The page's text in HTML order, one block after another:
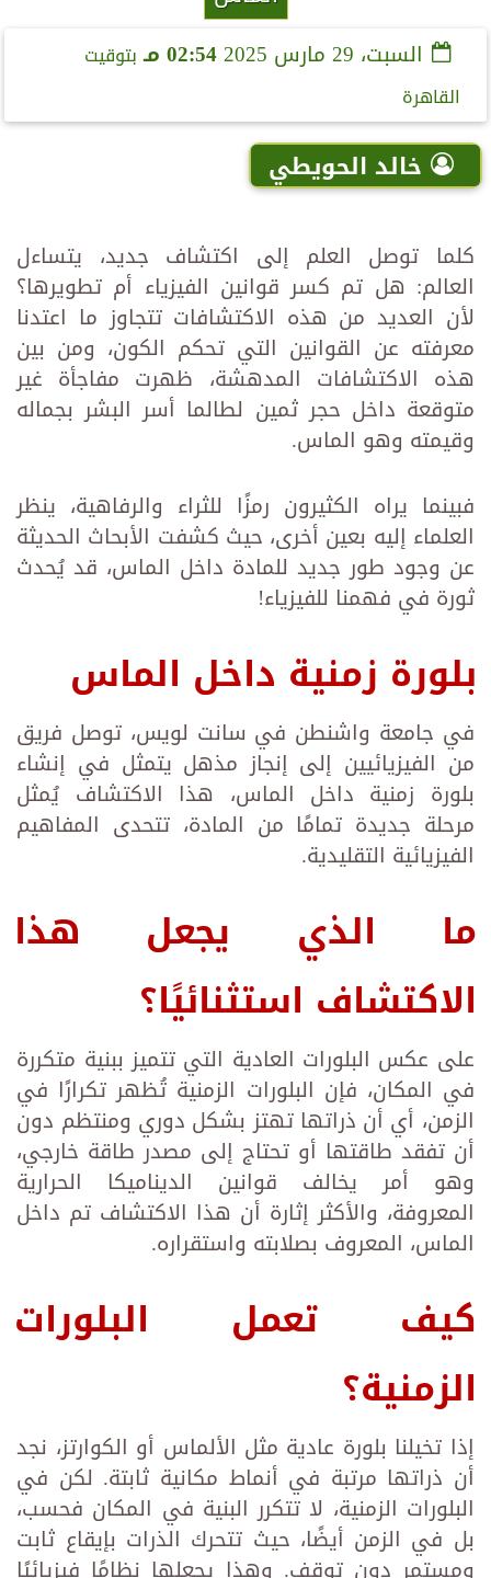
السبت، 29 مارس 2025 02:54 مـ
بتوقيت
القاهرة
خالد الحويطي
كلما توصل العلم إلى اكتشاف جديد، يتساءل
العالم: هل تم كسر قوانين الفيزياء أم تطويرها؟
لأن العديد من هذه الاكتشافات تتجاوز ما اعتدنا
معرفته عن القوانين التي تحكم الكون، ومن بين
هذه الاكتشافات المدهشة، ظهرت مفاجأة غير
متوقعة داخل حجر ثمين لطالما أسر البشر بجماله
وقيمته وهو الماس.
فبينما يراه الكثيرون رمزًا للثراء والرفاهية، ينظر
العلماء إليه بعين أخرى، حيث كشفت الأبحاث الحديثة
عن وجود طور جديد للمادة داخل الماس، قد يُحدث
ثورة في فهمنا للفيزياء!
بلورة زمنية داخل الماس
في جامعة واشنطن في سانت لويس، توصل فريق
من الفيزيائيين إلى إنجاز مذهل يتمثل في إنشاء
بلورة زمنية داخل الماس، هذا الاكتشاف يُمثل
مرحلة جديدة تمامًا من المادة، تتحدى المفاهيم
الفيزيائية التقليدية.
ما الذي يجعل هذا
الاكتشاف استثنائيًا؟
على عكس البلورات العادية التي تتميز ببنية متكررة
في المكان، فإن البلورات الزمنية تُظهر تكرارًا في
الزمن، أي أن ذراتها تهتز بشكل دوري ومنتظم دون
أن تفقد طاقتها أو تحتاج إلى مصدر طاقة خارجي،
وهو أمر يخالف قوانين الديناميكا الحرارية
المعروفة، والأكثر إثارة أن هذا الاكتشاف تم داخل
الماس، المعروف بصلابته واستقراره.
كيف تعمل البلورات
الزمنية؟
إذا تخيلنا بلورة عادية مثل الألماس أو الكوارتز، نجد
أن ذراتها مرتبة في أنماط مكانية ثابتة. لكن في
البلورات الزمنية، لا تتكرر البنية في المكان فحسب،
بل في الزمن أيضًا، حيث تتحرك الذرات بإيقاع ثابت